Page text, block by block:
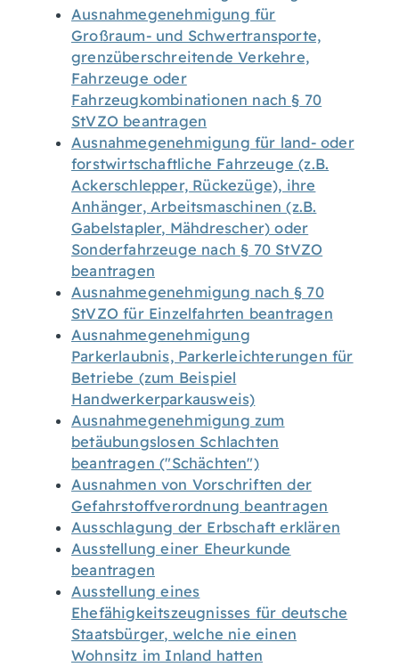
Ausnahmegenehmigung für
Großraum- und Schwertransporte,
grenzüberschreitende Verkehre,
Fahrzeuge oder
Fahrzeugkombinationen nach § 70
StVZO beantragen
Ausnahmegenehmigung für land- oder
forstwirtschaftliche Fahrzeuge (z.B.
Ackerschlepper, Rückezüge), ihre
Anhänger, Arbeitsmaschinen (z.B.
Gabelstapler, Mähdrescher) oder
Sonderfahrzeuge nach § 70 StVZO
beantragen
Ausnahmegenehmigung nach § 70
StVZO für Einzelfahrten beantragen
Ausnahmegenehmigung
Parkerlaubnis, Parkerleichterungen für
Betriebe (zum Beispiel
Handwerkerparkausweis)
Ausnahmegenehmigung zum
betäubungslosen Schlachten
beantragen ("Schächten")
Ausnahmen von Vorschriften der
Gefahrstoffverordnung beantragen
Ausschlagung der Erbschaft erklären
Ausstellung einer Eheurkunde
beantragen
Ausstellung eines
Ehefähigkeitszeugnisses für deutsche
Staatsbürger, welche nie einen
Wohnsitz im Inland hatten